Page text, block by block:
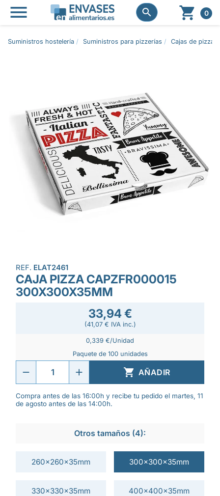
 
  0
Suministros hostelería Suministros para pizzerías Cajas de pizza
REF. ELAT2461
CAJA PIZZA CAPZFR000015
300X300X35MM
33,94 €
(41,07 € IVA inc.)
0,339 €/Unidad
Paquete de 100 unidades
 AÑADIR
Compra antes de las 16:00h y recibe tu pedido el martes, 11
de agosto antes de las 14:00h.
Otros tamaños (4):
260x260x35mm 300x300x35mm
330x330x35mm 400x400x35mm